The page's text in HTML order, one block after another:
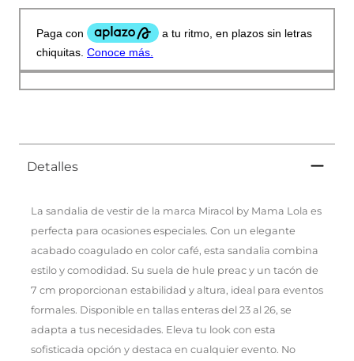
Detalles
La sandalia de vestir de la marca Miracol by Mama Lola es
perfecta para ocasiones especiales. Con un elegante
acabado coagulado en color café, esta sandalia combina
estilo y comodidad. Su suela de hule preac y un tacón de
7 cm proporcionan estabilidad y altura, ideal para eventos
formales. Disponible en tallas enteras del 23 al 26, se
adapta a tus necesidades. Eleva tu look con esta
sofisticada opción y destaca en cualquier evento. No